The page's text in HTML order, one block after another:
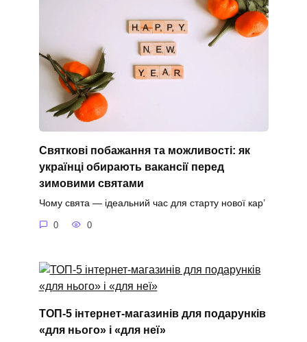
Святкові побажання та можливості: як
українці обирають вакансії перед
зимовими святами
Чому свята — ідеальний час для старту нової кар’
0 0
ТОП-5 інтернет-магазинів для подарунків
«для нього» і «для неї»